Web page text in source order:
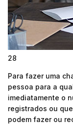
28
Para fazer uma
pessoa para a
imediatamente o
registrados ou
podem fazer ou